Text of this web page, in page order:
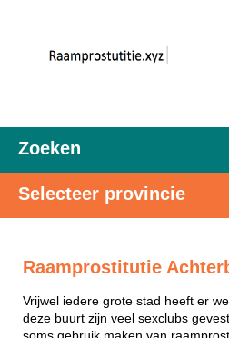
Zoeken
Selecteer provincie
Raamprostitutie
Vrijwel iedere grote stad heeft er
deze buurt zijn veel sexclubs